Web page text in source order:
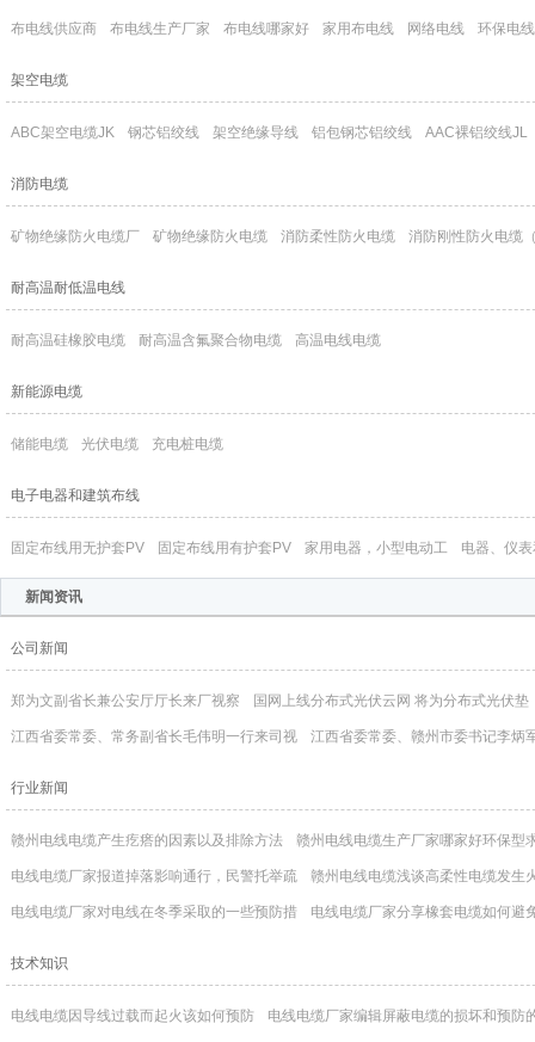
布电线供应商 布电线生产厂家 布电线哪家好 家用布电线 网络电线 环保电线
架空电缆
ABC架空电缆JK 钢芯铝绞线 架空绝缘导线 铝包钢芯铝绞线 AAC裸铝绞线JL
消防电缆
矿物绝缘防火电缆厂 矿物绝缘防火电缆 消防柔性防火电缆 消防刚性防火电缆
耐高温耐低温电线
耐高温硅橡胶电缆 耐高温含氟聚合物电缆 高温电线电缆
新能源电缆
储能电缆 光伏电缆 充电桩电缆
电子电器和建筑布线
固定布线用无护套PV 固定布线用有护套PV 家用电器，小型电动工 电器、仪
新闻资讯
公司新闻
郑为文副省长兼公安厅厅长来厂视察 国网上线分布式光伏云网 将为分布式光伏垫
江西省委常委、常务副省长毛伟明一行来司视 江西省委常委、赣州市委书记李炳
行业新闻
赣州电线电缆产生疙瘩的因素以及排除方法 赣州电线电缆生产厂家哪家好环保型
电线电缆厂家报道掉落影响通行，民警托举疏 赣州电线电缆浅谈高柔性电缆发生
电线电缆厂家对电线在冬季采取的一些预防措 电线电缆厂家分享橡套电缆如何避
技术知识
电线电缆因导线过载而起火该如何预防 电线电缆厂家编辑屏蔽电缆的损坏和预防